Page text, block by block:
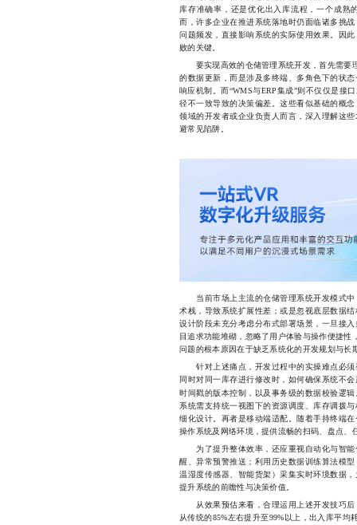
库存准确率，还是优化出入库流程，一个成熟
而，许多企业在推进系统落地时仍面临诸多挑
问题频发，直接影响系统的实际使用效果。因
败的关键。
要实现高效的仓储管理系统开发，首先需要
的数据更新，而是涉及多终端、多角色下的状
响应机制。而“WMS与ERP集成”则不仅仅是接
径不一致导致的决策偏差。这些看似基础的概
领域的开发者或企业负责人而言，深入理解这
避常见陷阱。
当前市场上主流的仓储管理系统开发模式中
术栈，导致系统扩展性差；或是忽视底层数据
设计阶段未充分考虑分布式部署场景，一旦接
目追求功能堆砌，忽略了用户体验与操作便捷性
问题的根本原因在于缺乏系统化的开发规划与长
针对上述痛点，开发过程中的实操难点必须
同时对同一库存进行修改时，如何确保系统不
时间戳的版本控制，以及事务级的数据校验逻
系统需支持统一视图下的资源调度、库存调拨
细化设计。再者是移动端适配。随着手持终端
操作系统及网络环境，提供流畅的扫码、盘点、
为了提升整体效率，还应重视自动化与智能
醒、异常预警推送；利用历史数据训练算法模
温湿度传感器、智能货架）采集实时环境数据
提升系统的前瞻性与决策价值。
从效果预估来看，合理运用上述开发技巧后
从传统的85%左右提升至99%以上，出入库平均